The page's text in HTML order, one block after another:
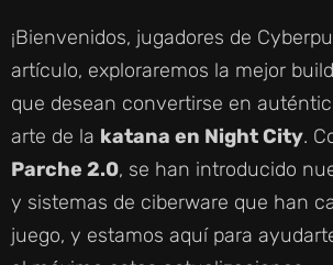
¡Bienvenidos, jugadores de
artículo, exploraremos la mejor
que desean convertirse en
arte de la katana en Night City.
Parche 2.0, se han introducido
y sistemas de ciberware que han
juego, y estamos aquí para